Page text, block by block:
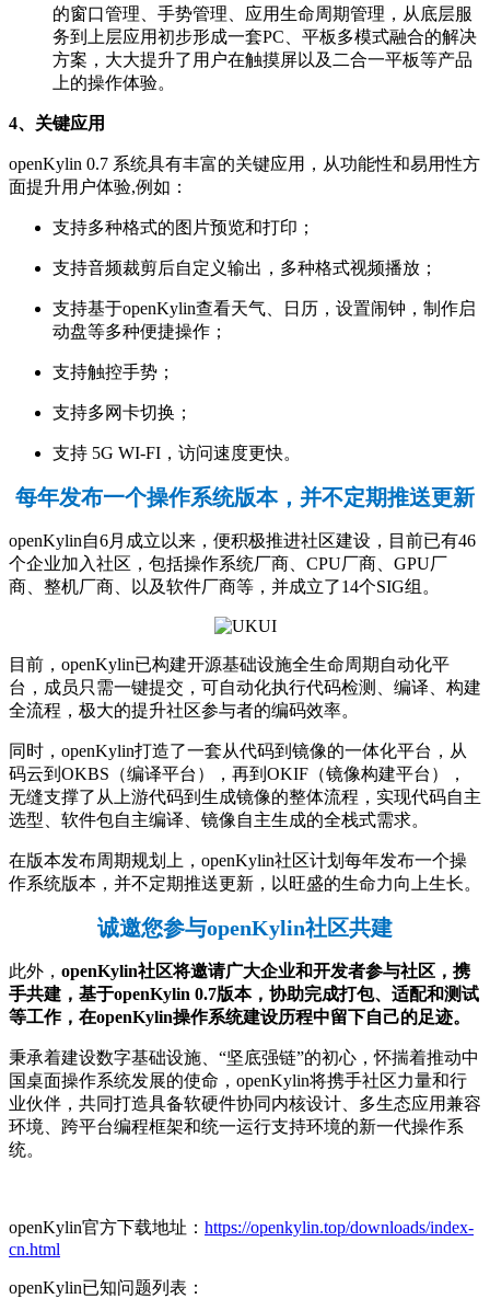
的窗口管理、手势管理、应用生命周期管理，从底层服
务到上层应用初步形成一套PC、平板多模式融合的解决
方案，大大提升了用户在触摸屏以及二合一平板等产品
上的操作体验。
4、关键应用
openKylin 0.7 系统具有丰富的关键应用，从功能性和易用性方
面提升用户体验,例如：
支持多种格式的图片预览和打印；
支持音频裁剪后自定义输出，多种格式视频播放；
支持基于openKylin查看天气、日历，设置闹钟，制作启
动盘等多种便捷操作；
支持触控手势；
支持多网卡切换；
支持 5G WI-FI，访问速度更快。
每年发布一个操作系统版本，并不定期推送更新
openKylin自6月成立以来，便积极推进社区建设，目前已有46
个企业加入社区，包括操作系统厂商、CPU厂商、GPU厂
商、整机厂商、以及软件厂商等，并成立了14个SIG组。
目前，openKylin已构建开源基础设施全生命周期自动化平
台，成员只需一键提交，可自动化执行代码检测、编译、构建
全流程，极大的提升社区参与者的编码效率。
同时，openKylin打造了一套从代码到镜像的一体化平台，从
码云到OKBS（编译平台），再到OKIF（镜像构建平台），
无缝支撑了从上游代码到生成镜像的整体流程，实现代码自主
选型、软件包自主编译、镜像自主生成的全栈式需求。
在版本发布周期规划上，openKylin社区计划每年发布一个操
作系统版本，并不定期推送更新，以旺盛的生命力向上生长。
诚邀您参与openKylin社区共建
此外， openKylin社区将邀请广大企业和开发者参与社区，携
手共建，基于openKylin 0.7版本，协助完成打包、适配和测试
等工作，在openKylin操作系统建设历程中留下自己的足迹。
秉承着建设数字基础设施、“坚底强链”的初心，怀揣着推动中
国桌面操作系统发展的使命，openKylin将携手社区力量和行
业伙伴，共同打造具备软硬件协同内核设计、多生态应用兼容
环境、跨平台编程框架和统一运行支持环境的新一代操作系
统。
openKylin官方下载地址： https://openkylin.top/downloads/index-
cn.html
openKylin已知问题列表：